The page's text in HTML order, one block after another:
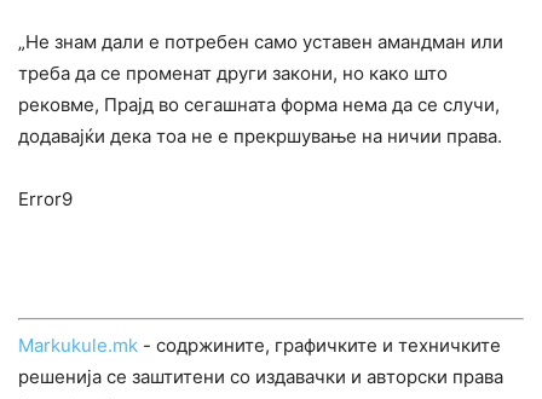
„Не знам дали е потребен само уставен амандман или
треба да се променат други закони, но како што
рековме, Прајд во сегашната форма нема да се случи,
додавајќи дека тоа не е прекршување на ничии права.
Error9
Markukule.mk - содржините, графичките и техничките
решенија се заштитени со издавачки и авторски права